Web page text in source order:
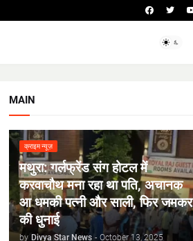
MAIN
क्राइम न्यूज़
मथुरा: गर्लफ्रेंड संग होटल में
करवाचौथ मना रहा था पति, अचानक
आ धमकी पत्नी और साली, फिर जमकर
की धुनाई
by Divya Star News - October 13, 2025